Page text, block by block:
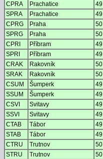
CPRA
Prachatice 49
SPRA
Prachatice 49
CPRG
Praha 50
SPRG
Praha 50
CPRI
Příbram 49
SPRI
Příbram 49
CRAK
Rakovník 50
SRAK
Rakovník 50
CSUM
Šumperk 49
SSUM
Šumperk 49
CSVI
Svitavy 49
SSVI
Svitavy 49
CTAB
Tábor 49
STAB
Tábor 49
CTRU
Trutnov 50
STRU
Trutnov 50